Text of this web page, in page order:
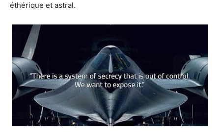
éthérique et astral.